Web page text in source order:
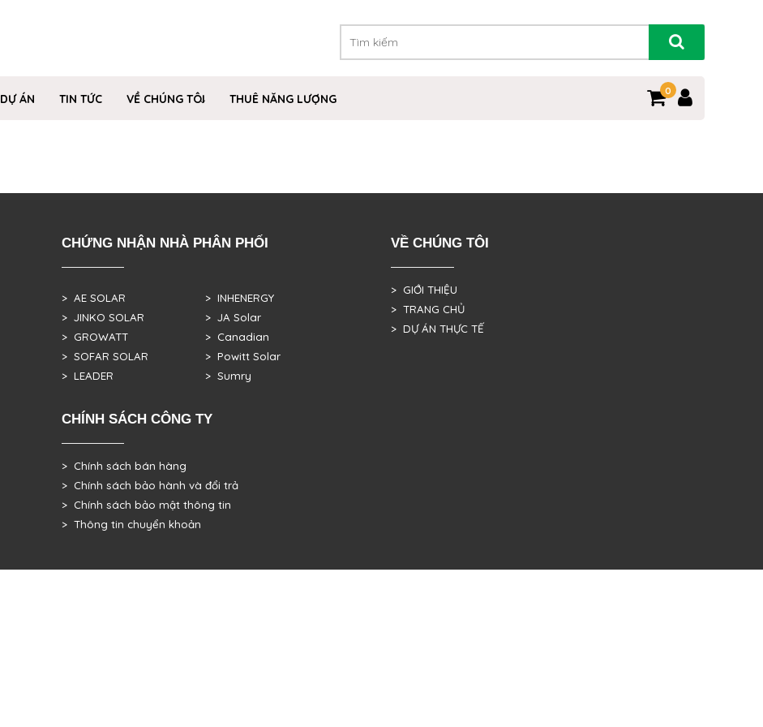
DỰ ÁN TIN TỨC VỀ CHÚNG TÔI THUÊ NĂNG LƯỢNG
0
CHỨNG NHẬN NHÀ PHÂN PHỐI
> AE SOLAR
> JINKO SOLAR
> GROWATT
> SOFAR SOLAR
> LEADER
> INHENERGY
> JA Solar
> Canadian
> Powitt Solar
> Sumry
CHÍNH SÁCH CÔNG TY
> Chính sách bán hàng
> Chính sách bảo hành và đổi trả
> Chính sách bảo mật thông tin
> Thông tin chuyển khoản
VỀ CHÚNG TÔI
> GIỚI THIỆU
> TRANG CHỦ
> DỰ ÁN THỰC TẾ